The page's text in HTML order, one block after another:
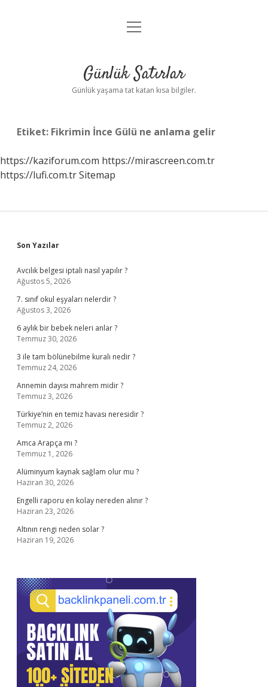
Anasayfa
Yasal Uyarı
menüyü
Günlük Satırlar
Günlük yaşama tat katan kısa bilgiler.
Etiket: Fikrimin İnce Gülü ne anlama gelir
https://kaziforum.com https://mirascreen.com.tr
https://lufi.com.trSitemap
Sidebar
Son Yazılar
Avcılık belgesi iptali nasıl yapılır ?
Ağustos 5, 2026
7. sınıf okul eşyaları nelerdir ?
Ağustos 3, 2026
6 aylık bir bebek neleri anlar ?
Temmuz 30, 2026
3 ile tam bölünebilme kuralı nedir ?
Temmuz 24, 2026
Annemin dayısı mahrem midir ?
Temmuz 3, 2026
Türkiye’nin en temiz havası neresidir ?
Temmuz 2, 2026
Amca Arapça mı ?
Temmuz 1, 2026
Alüminyum kaynak sağlam olur mu ?
Haziran 30, 2026
Engelli raporu en kolay nereden alınır ?
Haziran 23, 2026
Altının rengi neden solar ?
Haziran 19, 2026